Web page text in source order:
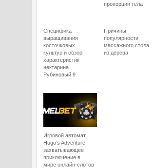
пропорции тела
Специфика
выращивания
косточковых
культур и обзор
характеристик
нектарина
Рубиновый 9
Причины
популярности
массажного стола
из дерева
Игровой автомат
Hugo’s Adventure:
захватывающее
приключение в
мире онлайн-слотов